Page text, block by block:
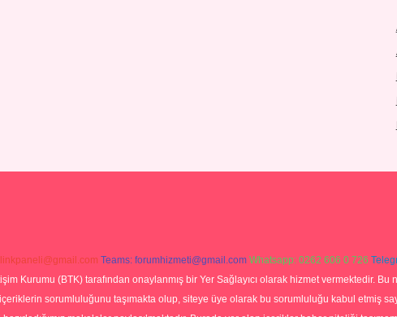
Teams: forumhizmeti@gmail.com Whatsapp: 0262 606 0 726
Kurumu (BTK) tarafından onaylanmış bir Yer Sağlayıcı olarak hizmet vermektedir.
sorumluluğunu taşımakta olup, siteye üye olarak bu sorumluluğu kabul etmiş